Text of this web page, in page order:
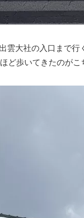
雲大社の入口まで
ど歩いてきたのがこ